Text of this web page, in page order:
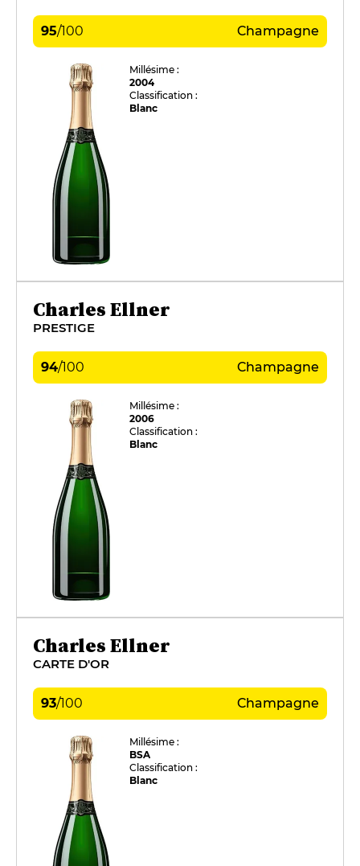
95/100 Champagne
Millésime :
2004
Classification :
Blanc
Charles Ellner
PRESTIGE
94/100 Champagne
Millésime :
2006
Classification :
Blanc
Charles Ellner
CARTE D'OR
93/100 Champagne
Millésime :
BSA
Classification :
Blanc